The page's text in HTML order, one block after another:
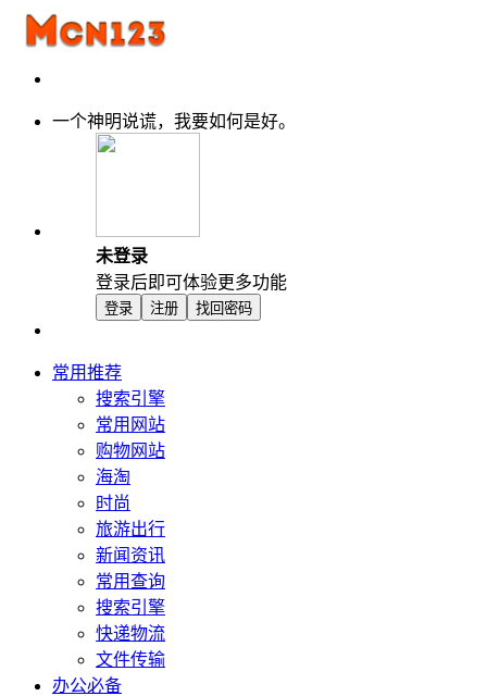
一个神明说谎，我要如何是好。
未登录
登录后即可体验更多功能
登录 注册 找回密码
常用推荐
搜索引擎
常用网站
购物网站
海淘
时尚
旅游出行
新闻资讯
常用查询
搜索引擎
快递物流
文件传输
办公必备